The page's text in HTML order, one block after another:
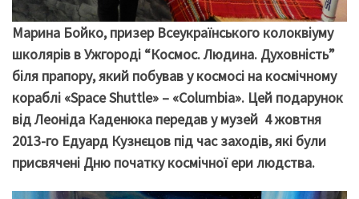
Марина Бойко, призер Всеукраїнського колоквіуму
школярів в Ужгороді “Космос. Людина. Духовність”
біля прапору, який побував у космосі на космічному
кораблі «Space Shuttle» – «Columbia». Цей подарунок
від Леоніда Каденюка передав у музей 4 жовтня
2013-го Едуард Кузнєцов під час заходів, які були
присвячені Дню початку космічної ери людства.